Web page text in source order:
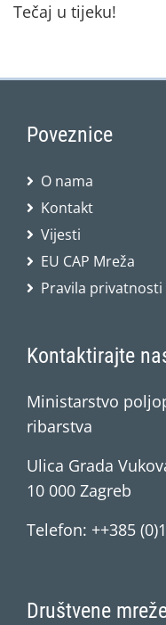
Tečaj u tijeku!
Poveznice
O nama
Kontakt
Vijesti
EU CAP Mreža
Pravila privatnosti
Kontaktirajte
Ministarstvo
ribarstva
Ulica Grada
10 000 Zagreb
Telefon: ++385
Društvene